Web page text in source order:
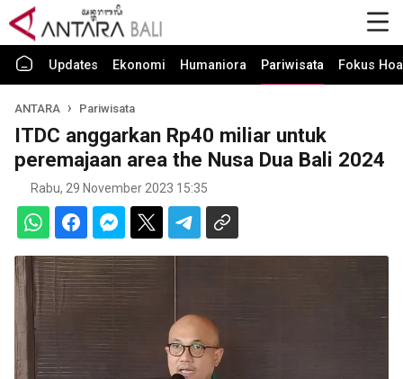
Updates Ekonomi Humaniora Pariwisata Fokus
ANTARA Pariwisata
ITDC anggarkan Rp40 miliar untuk
peremajaan area the Nusa Dua Bali 2024
Rabu, 29 November 2023 15:35